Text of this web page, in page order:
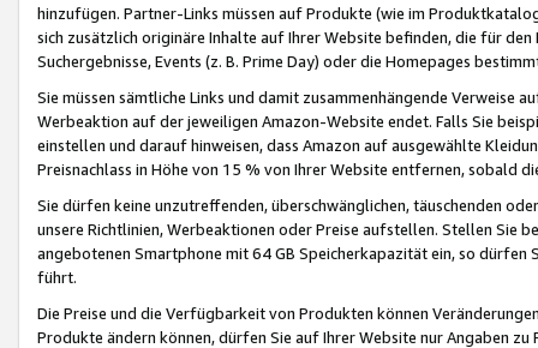
hinzufügen. Partner-Links müssen auf Produkte (wie im
sich zusätzlich originäre Inhalte auf Ihrer Website befinden, die für
Suchergebnisse, Events (z. B. Prime Day) oder die Homepages
Sie müssen sämtliche Links und damit zusammenhängende
Werbeaktion auf der jeweiligen Amazon-Website endet. Falls Sie
einstellen und darauf hinweisen, dass Amazon auf ausgewählte
Preisnachlass in Höhe von 15 % von Ihrer Website entfernen, sobald
Sie dürfen keine unzutreffenden, überschwänglichen, täuschenden
unsere Richtlinien, Werbeaktionen oder Preise aufstellen. Stellen Sie
angebotenen Smartphone mit 64 GB Speicherkapazität ein, so dürfen
führt.
Die Preise und die Verfügbarkeit von Produkten können
Produkte ändern können, dürfen Sie auf Ihrer Website nur Angaben